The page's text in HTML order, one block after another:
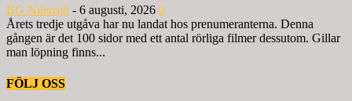
BG Nilensjö - 6 augusti, 2026 0
Årets tredje utgåva har nu landat hos prenumeranterna. Denna
gången är det 100 sidor med ett antal rörliga filmer dessutom. Gillar
man löpning finns...
FÖLJ OSS